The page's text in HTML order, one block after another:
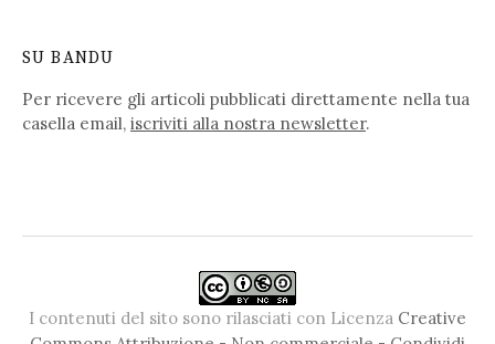
SU BANDU
Per ricevere gli articoli pubblicati direttamente nella tua
casella email, iscriviti alla nostra newsletter.
I contenuti del sito sono rilasciati con Licenza Creative